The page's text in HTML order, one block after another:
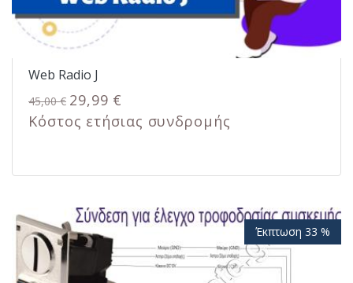
Web Radio J
45,00 € 29,99 €
Κόστος ετήσιας συνδρομής
Έκπτωση 33 %